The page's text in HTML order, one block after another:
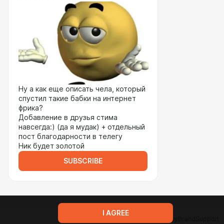
Ну а как еще описать чела, который
спустил такие бабки на интернет
фрика?
Добавление в друзья стима
навсегда:) (да я мудак) + отдельный
пост благодарности в телегу
Ник будет золотой
SUBSCRIBE
Privacy policy
I AGREE